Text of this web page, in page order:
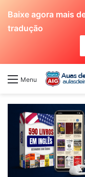
Baixe agora mais
tradução
Menu